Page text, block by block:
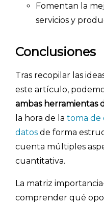
Fomentan la
servicios y
Conclusiones
Tras recopilar las
este artículo,
ambas herramientas
la hora de la toma de
datos de forma
cuenta múltiples
cuantitativa.
La matriz
comprender qué